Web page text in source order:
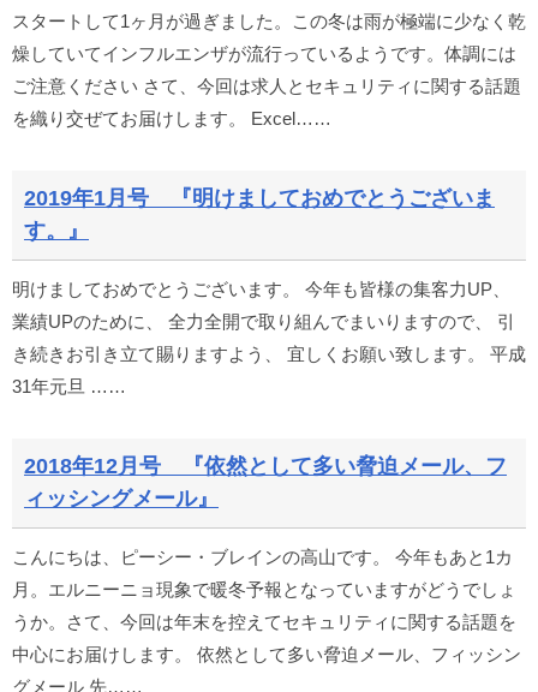
スタートして1ヶ月が過ぎました。この冬は雨が極端に少なく乾
燥していてインフルエンザが流行っているようです。体調には
ご注意ください さて、今回は求人とセキュリティに関する話題
を織り交ぜてお届けします。 Excel……
2019年1月号 『明けましておめでとうございま
す。』
明けましておめでとうございます。 今年も皆様の集客力UP、
業績UPのために、 全力全開で取り組んでまいりますので、 引
き続きお引き立て賜りますよう、 宜しくお願い致します。 平成
31年元旦 ……
2018年12月号 『依然として多い脅迫メール、フ
ィッシングメール』
こんにちは、ピーシー・ブレインの高山です。 今年もあと1カ
月。エルニーニョ現象で暖冬予報となっていますがどうでしょ
うか。さて、今回は年末を控えてセキュリティに関する話題を
中心にお届けします。 依然として多い脅迫メール、フィッシン
グメール 先……